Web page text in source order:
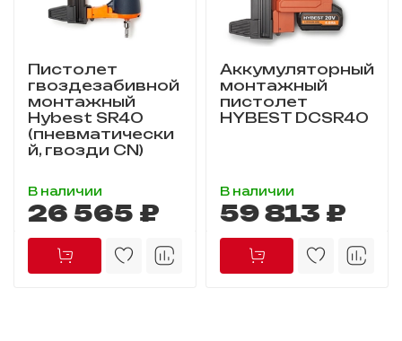
Пистолет
гвоздезабивной
монтажный
Hybest SR40
(пневматически
й, гвозди CN)
В наличии
26 565 ₽
Аккумуляторный
монтажный
пистолет
HYBEST DCSR40
В наличии
59 813 ₽